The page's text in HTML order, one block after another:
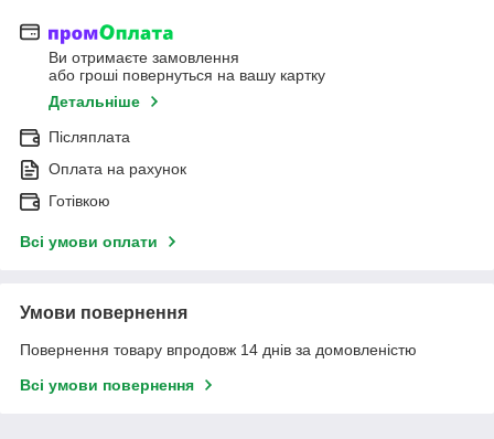
Ви отримаєте замовлення
або гроші повернуться на вашу картку
Детальніше
Післяплата
Оплата на рахунок
Готівкою
Всі умови оплати
Умови повернення
Повернення товару впродовж 14 днів за домовленістю
Всі умови повернення